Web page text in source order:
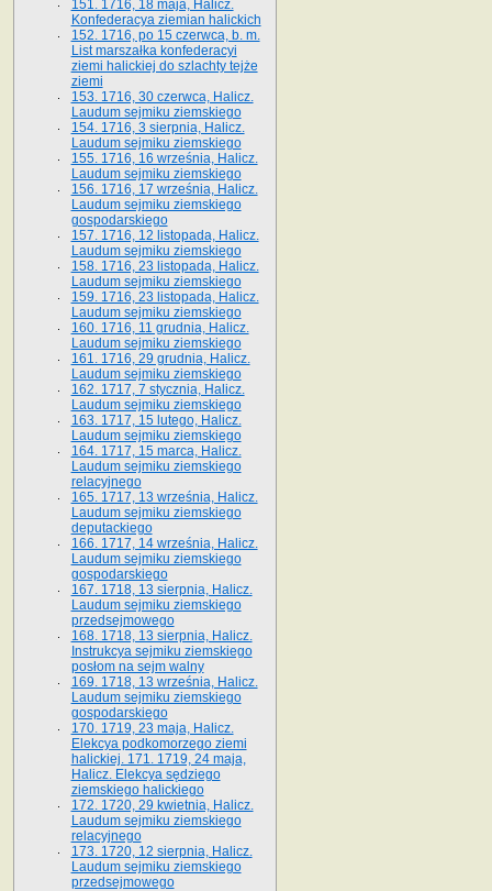
151. 1716, 18 maja, Halicz.
Konfederacya ziemian halickich
152. 1716, po 15 czerwca, b. m.
List marszałka konfederacyi
ziemi halickiej do szlachty tejże
ziemi
153. 1716, 30 czerwca, Halicz.
Laudum sejmiku ziemskiego
154. 1716, 3 sierpnia, Halicz.
Laudum sejmiku ziemskiego
155. 1716, 16 września, Halicz.
Laudum sejmiku ziemskiego
156. 1716, 17 września, Halicz.
Laudum sejmiku ziemskiego
gospodarskiego
157. 1716, 12 listopada, Halicz.
Laudum sejmiku ziemskiego
158. 1716, 23 listopada, Halicz.
Laudum sejmiku ziemskiego
159. 1716, 23 listopada, Halicz.
Laudum sejmiku ziemskiego
160. 1716, 11 grudnia, Halicz.
Laudum sejmiku ziemskiego
161. 1716, 29 grudnia, Halicz.
Laudum sejmiku ziemskiego
162. 1717, 7 stycznia, Halicz.
Laudum sejmiku ziemskiego
163. 1717, 15 lutego, Halicz.
Laudum sejmiku ziemskiego
164. 1717, 15 marca, Halicz.
Laudum sejmiku ziemskiego
relacyjnego
165. 1717, 13 września, Halicz.
Laudum sejmiku ziemskiego
deputackiego
166. 1717, 14 września, Halicz.
Laudum sejmiku ziemskiego
gospodarskiego
167. 1718, 13 sierpnia, Halicz.
Laudum sejmiku ziemskiego
przedsejmowego
168. 1718, 13 sierpnia, Halicz.
Instrukcya sejmiku ziemskiego
posłom na sejm walny
169. 1718, 13 września, Halicz.
Laudum sejmiku ziemskiego
gospodarskiego
170. 1719, 23 maja, Halicz.
Elekcya podkomorzego ziemi
halickiej. 171. 1719, 24 maja,
Halicz. Elekcya sędziego
ziemskiego halickiego
172. 1720, 29 kwietnia, Halicz.
Laudum sejmiku ziemskiego
relacyjnego
173. 1720, 12 sierpnia, Halicz.
Laudum sejmiku ziemskiego
przedsejmowego